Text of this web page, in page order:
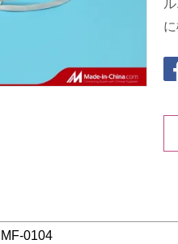
MF-0104